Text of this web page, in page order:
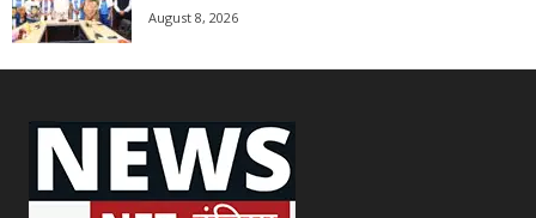
August 8, 2026